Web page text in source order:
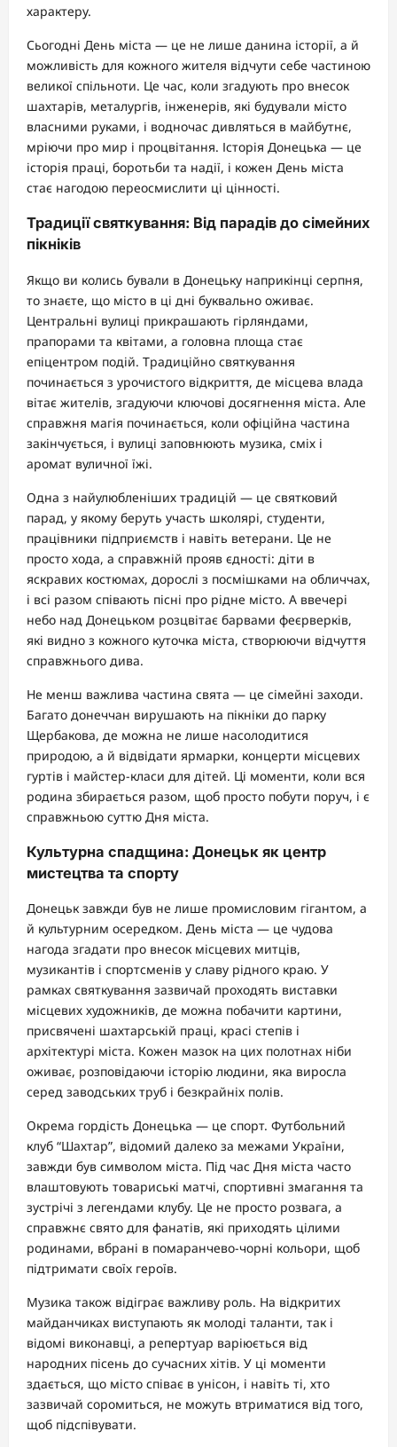
характеру.
Сьогодні День міста — це не лише данина історії, а й
можливість для кожного жителя відчути себе частиною
великої спільноти. Це час, коли згадують про внесок
шахтарів, металургів, інженерів, які будували місто
власними руками, і водночас дивляться в майбутнє,
мріючи про мир і процвітання. Історія Донецька — це
історія праці, боротьби та надії, і кожен День міста
стає нагодою переосмислити ці цінності.
Традиції святкування: Від парадів до сімейних
пікніків
Якщо ви колись бували в Донецьку наприкінці серпня,
то знаєте, що місто в ці дні буквально оживає.
Центральні вулиці прикрашають гірляндами,
прапорами та квітами, а головна площа стає
епіцентром подій. Традиційно святкування
починається з урочистого відкриття, де місцева влада
вітає жителів, згадуючи ключові досягнення міста. Але
справжня магія починається, коли офіційна частина
закінчується, і вулиці заповнюють музика, сміх і
аромат вуличної їжі.
Одна з найулюбленіших традицій — це святковий
парад, у якому беруть участь школярі, студенти,
працівники підприємств і навіть ветерани. Це не
просто хода, а справжній прояв єдності: діти в
яскравих костюмах, дорослі з посмішками на обличчах,
і всі разом співають пісні про рідне місто. А ввечері
небо над Донецьком розцвітає барвами феєрверків,
які видно з кожного куточка міста, створюючи відчуття
справжнього дива.
Не менш важлива частина свята — це сімейні заходи.
Багато донеччан вирушають на пікніки до парку
Щербакова, де можна не лише насолодитися
природою, а й відвідати ярмарки, концерти місцевих
гуртів і майстер-класи для дітей. Ці моменти, коли вся
родина збирається разом, щоб просто побути поруч, і є
справжньою суттю Дня міста.
Культурна спадщина: Донецьк як центр
мистецтва та спорту
Донецьк завжди був не лише промисловим гігантом, а
й культурним осередком. День міста — це чудова
нагода згадати про внесок місцевих митців,
музикантів і спортсменів у славу рідного краю. У
рамках святкування зазвичай проходять виставки
місцевих художників, де можна побачити картини,
присвячені шахтарській праці, красі степів і
архітектурі міста. Кожен мазок на цих полотнах ніби
оживає, розповідаючи історію людини, яка виросла
серед заводських труб і безкрайніх полів.
Окрема гордість Донецька — це спорт. Футбольний
клуб “Шахтар”, відомий далеко за межами України,
завжди був символом міста. Під час Дня міста часто
влаштовують товариські матчі, спортивні змагання та
зустрічі з легендами клубу. Це не просто розвага, а
справжнє свято для фанатів, які приходять цілими
родинами, вбрані в помаранчево-чорні кольори, щоб
підтримати своїх героїв.
Музика також відіграє важливу роль. На відкритих
майданчиках виступають як молоді таланти, так і
відомі виконавці, а репертуар варіюється від
народних пісень до сучасних хітів. У ці моменти
здається, що місто співає в унісон, і навіть ті, хто
зазвичай соромиться, не можуть втриматися від того,
щоб підспівувати.